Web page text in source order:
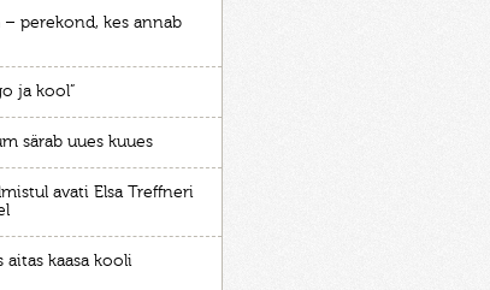
perekond, kes annab
ja kool”
särab uues kuues
avati Elsa Treffneri
aitas kaasa kooli